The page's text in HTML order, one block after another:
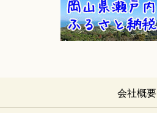
会社概要